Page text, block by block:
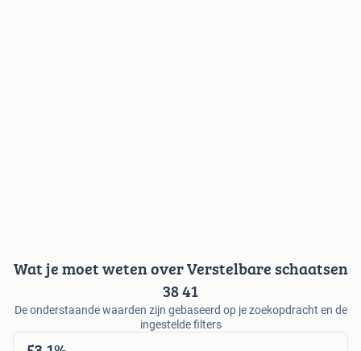
Wat je moet weten over Verstelbare schaatsen
38 41
De onderstaande waarden zijn gebaseerd op je zoekopdracht en de
ingestelde filters